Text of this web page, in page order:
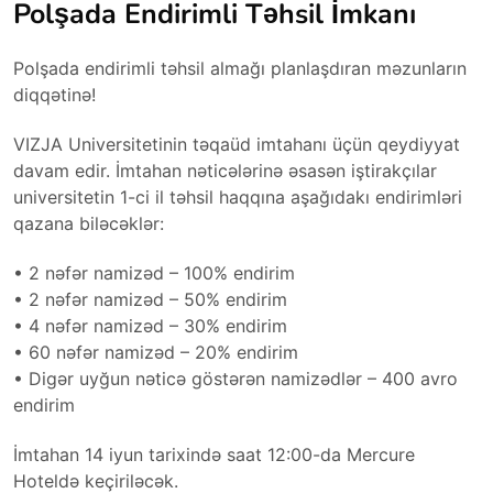
Polşada Endirimli Təhsil İmkanı
Polşada endirimli təhsil almağı planlaşdıran məzunların
diqqətinə!
VIZJA Universitetinin təqaüd imtahanı üçün qeydiyyat
davam edir. İmtahan nəticələrinə əsasən iştirakçılar
universitetin 1-ci il təhsil haqqına aşağıdakı endirimləri
qazana biləcəklər:
• 2 nəfər namizəd – 100% endirim
• 2 nəfər namizəd – 50% endirim
• 4 nəfər namizəd – 30% endirim
• 60 nəfər namizəd – 20% endirim
• Digər uyğun nəticə göstərən namizədlər – 400 avro
endirim
İmtahan 14 iyun tarixində saat 12:00-da Mercure
Hoteldə keçiriləcək.